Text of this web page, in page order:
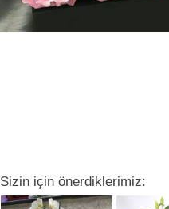
Sizin için önerdiklerimiz: